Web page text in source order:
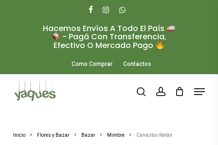
Hacemos Envíos A Todo El País
- Pagá Con Transferencia,
Efectivo O Mercado Pago
Como Comprar Contactos
search account
Menu
Inicio Flores y Bazar Bazar Mimbre Canastos Ratán